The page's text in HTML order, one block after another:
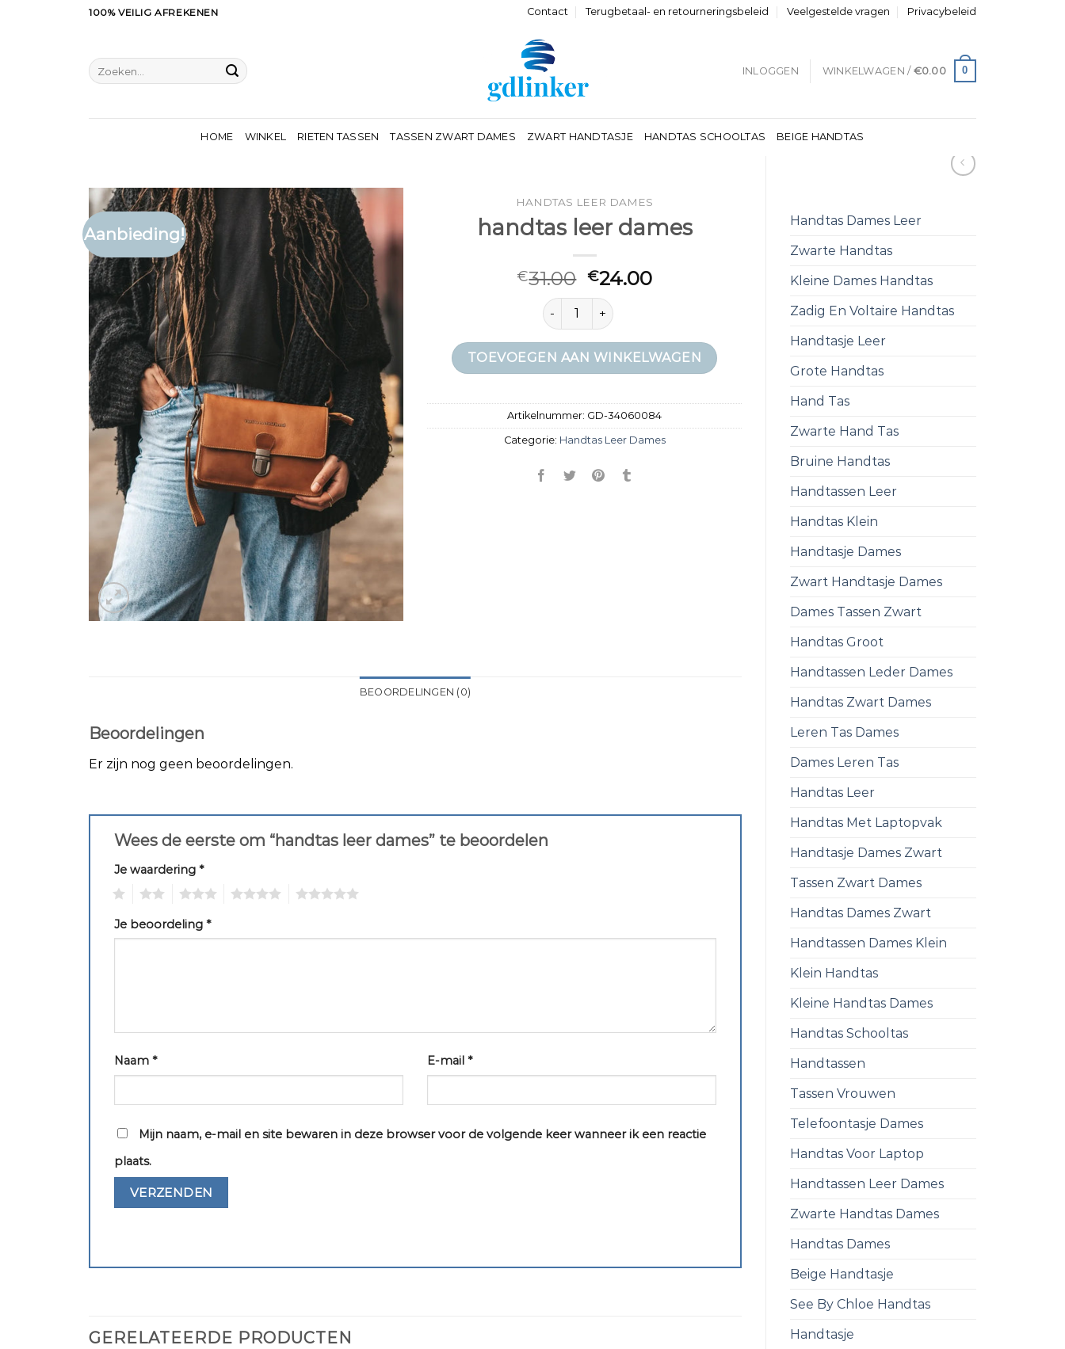
100% VEILIG AFREKENEN Contact Terugbetaal- en retourneringsbeleid Veelgestelde vragen Privacybeleid
Zoeken
naar:
INLOGGEN WINKELWAGEN / €0.00 0
HOME WINKEL RIETEN TASSEN TASSEN ZWART DAMES ZWART HANDTASJE HANDTAS SCHOOLTAS BEIGE HANDTAS
Handtas Dames Leer
Zwarte Handtas
Kleine Dames Handtas
Zadig En Voltaire Handtas
Handtasje Leer
Grote Handtas
Hand Tas
Zwarte Hand Tas
Bruine Handtas
Handtassen Leer
Handtas Klein
Handtasje Dames
Zwart Handtasje Dames
Dames Tassen Zwart
Handtas Groot
Handtassen Leder Dames
Handtas Zwart Dames
Leren Tas Dames
Dames Leren Tas
Handtas Leer
Handtas Met Laptopvak
Handtasje Dames Zwart
Tassen Zwart Dames
Handtas Dames Zwart
Handtassen Dames Klein
Klein Handtas
Kleine Handtas Dames
Handtas Schooltas
Handtassen
Tassen Vrouwen
Telefoontasje Dames
Handtas Voor Laptop
Handtassen Leer Dames
Zwarte Handtas Dames
Handtas Dames
Beige Handtasje
See By Chloe Handtas
Handtasje
Aanbieding!
HANDTAS LEER DAMES
handtas leer dames
€31.00 €24.00
handtas leer dames aantal
TOEVOEGEN AAN WINKELWAGEN
Artikelnummer: GD-34060084
Categorie: Handtas Leer Dames
BEOORDELINGEN (0)
Beoordelingen
Er zijn nog geen beoordelingen.
Wees de eerste om “handtas leer dames” te beoordelen
Je waardering *
Je beoordeling *
Naam * E-mail *
Mijn naam, e-mail en site bewaren in deze browser voor de volgende keer wanneer ik een reactie
plaats.
GERELATEERDE PRODUCTEN